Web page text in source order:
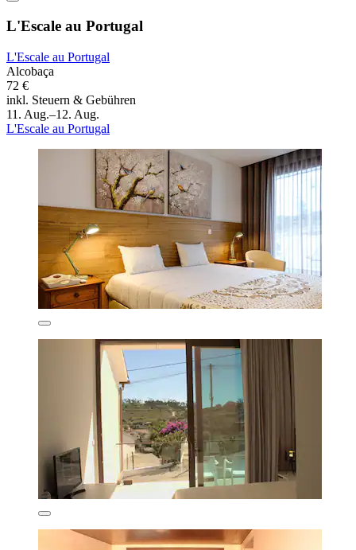
L'Escale au Portugal
L'Escale au Portugal
Alcobaça
72 €
inkl. Steuern & Gebühren
11. Aug.–12. Aug.
L'Escale au Portugal